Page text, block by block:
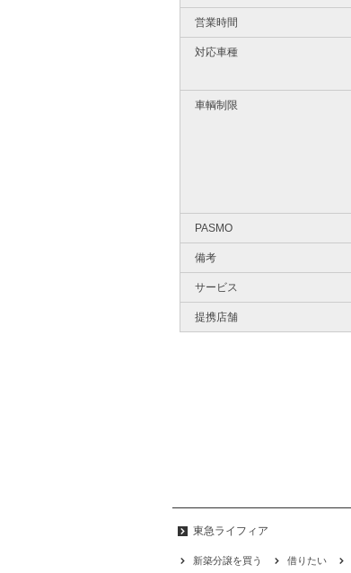
営業時間
対応車種
車輌制限
PASMO
備考
サービス
提携店舗
東急ライフィア
新築分譲を買う 借りたい